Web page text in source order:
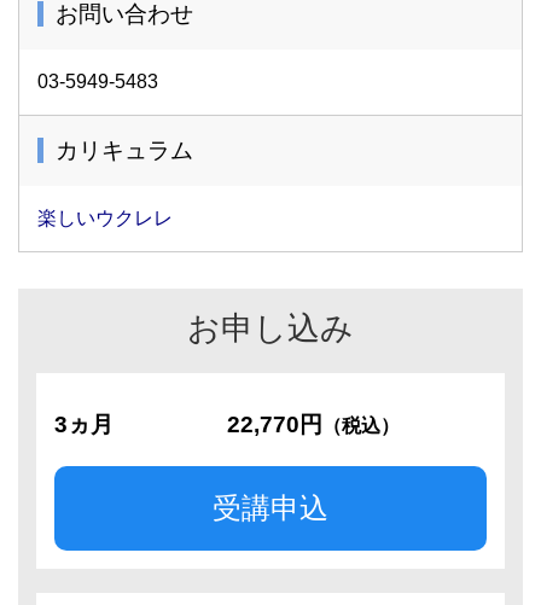
お問い合わせ
03-5949-5483
カリキュラム
楽しいウクレレ
お申し込み
3ヵ月 22,770円 （税込）
受講申込